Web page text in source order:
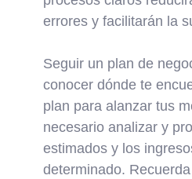
errores y facilitarán la
Seguir un plan de
conocer dónde te
plan para alanzar tus
necesario analizar y
estimados y los
determinado.